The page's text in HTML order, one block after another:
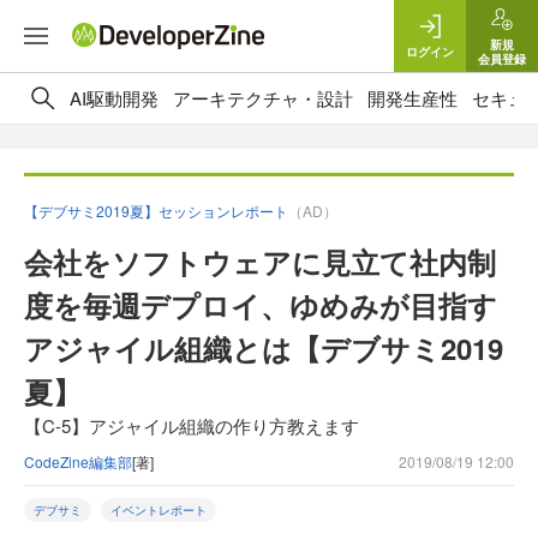
ログイン
新規
会員登録
AI駆動開発 アーキテクチャ・設計 開発生産性 セキュ
【デブサミ2019夏】セッションレポート （AD）
会社をソフトウェアに見立て社内制
度を毎週デプロイ、ゆめみが目指す
アジャイル組織とは【デブサミ2019
夏】
【C-5】アジャイル組織の作り方教えます
CodeZine編集部[著] 2019/08/19 12:00
デブサミ イベントレポート